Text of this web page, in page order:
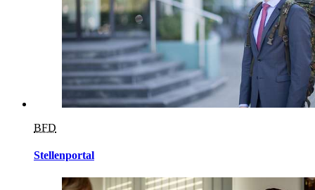
BFD
Stellenportal